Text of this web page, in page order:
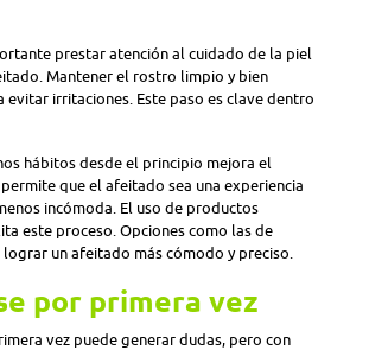
prestar atención al cuidado de la piel
Mantener el rostro limpio y bien
evitar irritaciones. Este paso es clave dentro
hábitos desde el principio mejora el
que el afeitado sea una experiencia
incómoda. El uso de productos
este proceso. Opciones como las de
lograr un afeitado más cómodo y preciso.
por primera vez
vez puede generar dudas, pero con